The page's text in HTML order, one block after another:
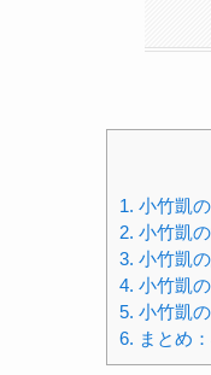
1. 小竹凱
2. 小竹凱
3. 小竹凱
4. 小竹凱
5. 小竹凱
6. まとめ